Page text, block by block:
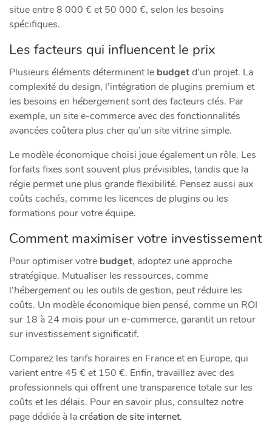
situe entre 8 000 € et 50 000 €, selon les besoins
spécifiques.
Les facteurs qui influencent le prix
Plusieurs éléments déterminent le budgetd’un projet. La
complexité du design, l’intégration de plugins premium et
les besoins en hébergementsont des facteurs clés. Par
exemple, un site e-commerce avec des fonctionnalités
avancées coûtera plus cher qu’un site vitrine simple.
Le modèle économique choisi joue également un rôle. Les
forfaits fixes sont souvent plus prévisibles, tandis que la
régie permet une plus grande flexibilité. Pensez aussi aux
coûts cachés, comme les licences de plugins ou les
formations pour votre équipe.
Comment maximiser votre investissement
Pour optimiser votre budget, adoptez une approche
stratégique. Mutualiser les ressources, comme
l’hébergementou les outils de gestion, peut réduire les
coûts. Un modèle économique bien pensé, comme un ROI
sur 18 à 24 mois pour un e-commerce, garantit un retour
sur investissement significatif.
Comparez les tarifs horaires en France et en Europe, qui
varient entre 45 € et 150 €. Enfin, travaillez avec des
professionnels qui offrent une transparence totale sur les
coûts et les délais. Pour en savoir plus, consultez notre
page dédiée à lacréation de site internet.